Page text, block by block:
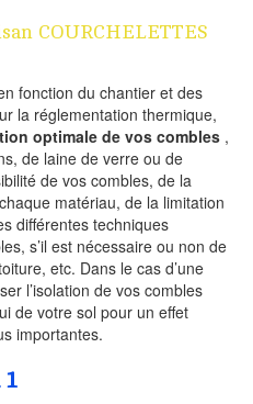
COURCHELETTES
fonction du chantier et des
la réglementation thermique,
optimale de vos combles ,
de laine de verre ou de
de vos combles, de la
matériau, de la limitation
différentes techniques
s’il est nécessaire ou non de
etc. Dans le cas d’une
l’isolation de vos combles
de votre sol pour un effet
importantes.